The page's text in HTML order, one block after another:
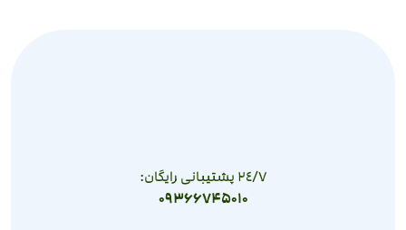
٢٤/٧ پشتیبانی رایگان:
09366745010